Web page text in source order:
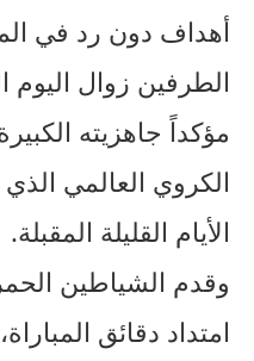
أهداف دون رد في
مؤكداً جاهزيته
الكروي العالمي
الأيام القليلة المقبلة.
وقدم الشياطين
امتداد دقائق